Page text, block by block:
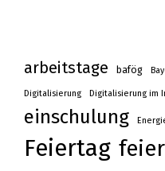
arbeitstage bafög
Digitalisierung Digitalisierung im
einschulung
Feiertag